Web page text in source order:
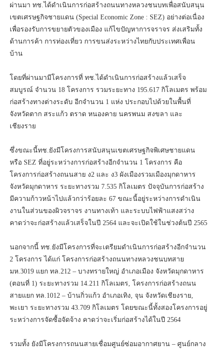
ผ่านมา ทช.ได้ดำเนินการก่อสร้างถนนทางหลวงชนบทเพื่อสนับสนุน
เขตเศรษฐกิจชายแดน (Special Economic Zone : SEZ) อย่างต่อเนื่อง
เพื่อรองรับการขยายตัวของเมือง แก้ไขปัญหาการจราจร ส่งเสริมทั้ง
ด้านการค้า การท่องเที่ยว การขนส่งระหว่างไทยกับประเทศเพื่อน
บ้าน
โดยที่ผ่านมามีโครงการที่ ทช.ได้ดำเนินการก่อสร้างแล้วเสร็จ
สมบูรณ์ จำนวน 18 โครงการ รวมระยะทาง 195.617 กิโลเมตร พร้อม
ก่อสร้างทางต่างระดับ อีกจำนวน 1 แห่ง ประกอบไปด้วยในพื้นที่
จังหวัดตาก สระแก้ว ตราด หนองคาย นครพนม สงขลา และ
เชียงราย
ซึ่งขณะนี้ทช.ยังมีโครงการสนับสนุนเขตเศรษฐกิจพิเศษชายแดน
หรือ SEZ ที่อยู่ระหว่างการก่อสร้างอีกจำนวน 1 โครงการ คือ
โครงการก่อสร้างถนนสาย ง2 และ ง3 ผังเมืองรวมเมืองมุกดาหาร
จังหวัดมุกดาหาร ระยะทางรวม 7.535 กิโลเมตร ปัจจุบันการก่อสร้าง
มีความก้าวหน้าไปแล้วกว่าร้อยละ 67 ขณะนี้อยู่ระหว่างการดำเนิน
งานในส่วนของผิวจราจร งานทางเท้า และระบบไฟฟ้าแสงสว่าง
คาดว่าจะก่อสร้างแล้วเสร็จในปี 2564 และจะเปิดใช้ในช่วงต้นปี 2565
นอกจากนี้ ทช.ยังมีโครงการที่จะเตรียมดำเนินการก่อสร้างอีกจำนวน
2 โครงการ ได้แก่ โครงการก่อสร้างถนนทางหลวงชนบทสาย
มห.3019 แยก ทล.212 – บางทรายใหญ่ อำเภอเมือง จังหวัดมุกดาหาร
(ตอนที่ 1) ระยะทางรวม 14.211 กิโลเมตร, โครงการก่อสร้างถนน
สายแยก ทล.1012 – บ้านกิ่วแก้ว อำเภอเทิง, จุน จังหวัดเชียงราย,
พะเยา ระยะทางรวม 43.709 กิโลเมตร โดยขณะนี้ทั้งสองโครงการอยู่
ระหว่างการจัดซื้อจัดจ้าง คาดว่าจะเริ่มก่อสร้างได้ในปี 2564
รวมทั้ง ยังมีโครงการถนนสายเชื่อมศูนย์ซ่อมอากาศยาน – ศูนย์กลาง